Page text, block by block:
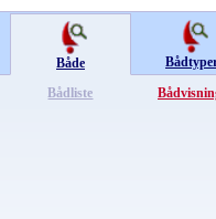
Både
Bådliste